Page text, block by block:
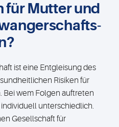
für Mutter und
ist eine Entgleisung des
Risiken für
Bei wem Folgen auftreten
unterschiedlich.
Gesellschaft für